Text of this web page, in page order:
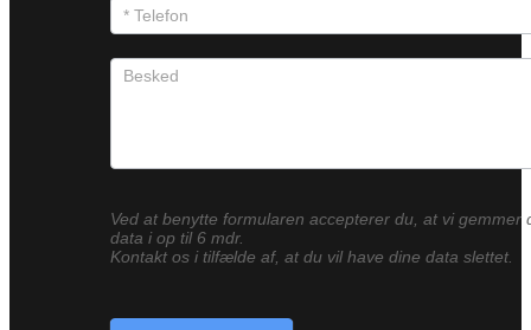
Ved at benytte formularen accepterer du, at vi gemmer
data i op til 6 mdr.
Kontakt os i tilfælde af, at du vil have dine data slettet.